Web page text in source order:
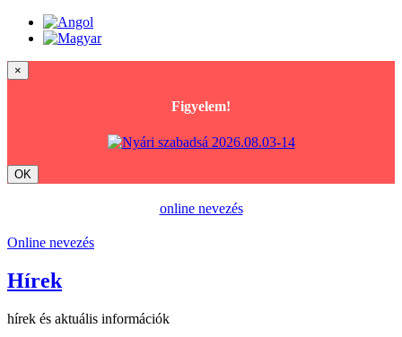
×
Figyelem!
OK
online nevezés
Online nevezés
Hírek
hírek és aktuális információk